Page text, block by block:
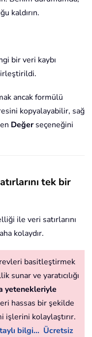
kaldırın.
bir veri kaybı
ancak formülü
kopyalayabilir, sağ
Değerseçeneğini
tek bir
ile veri satırlarını
kolaydır.
basitleştirmek
sunar ve yaratıcılığı
yetenekleriyle
hassas bir şekilde
kolaylaştırır.
bilgi... Ücretsiz